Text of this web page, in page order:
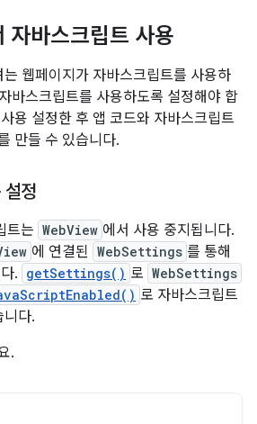
바스크립트 사용
는 웹페이지가 자바스크립트를 사용하
바스크립트를 사용하도록 설정해야 합
용 설정한 후 앱 코드와 자바스크립트
만들 수 있습니다.
설정
트는 WebView 에서 사용 중지됩니다.
에 연결된 WebSettings 를 통해
. getSettings() 로 WebSettings
로 자바스크립트
니다.
.